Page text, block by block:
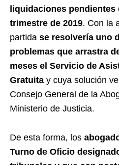
liquidaciones pendientes
trimestre de 2019. Con la
partida se resolvería uno
problemas que arrastra
meses el Servicio de
Gratuita y cuya solución
Consejo General de la
Ministerio de Justicia.
De esta forma, los
Turno de Oficio